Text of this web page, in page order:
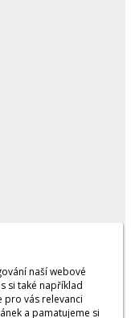
naší webové
si také například
pro vás relevanci
a pamatujeme si